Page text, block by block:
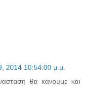
2014 10:54:00 μ.μ.
θα κανουμε και